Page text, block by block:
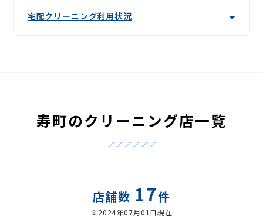
宅配クリーニング利用状況
寿町のクリーニング店一覧
店舗数 17件
※2024年07月01日現在